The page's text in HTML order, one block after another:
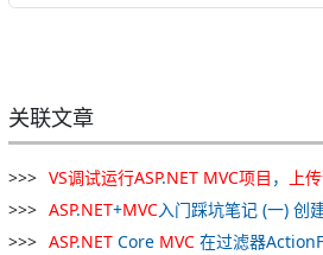
关联文章
VS调试运行ASP.NET MVC项目 ， 上传
ASP.NET+MVC入门踩坑笔记 (一) 创
ASP.NET Core MVC 在过滤器